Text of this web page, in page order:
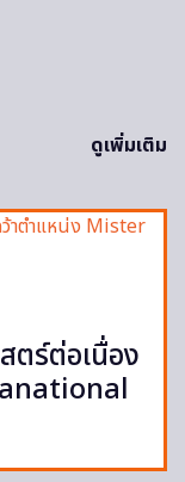
ดูเพิ่มเติม
ตร์ต่อเนื่อง